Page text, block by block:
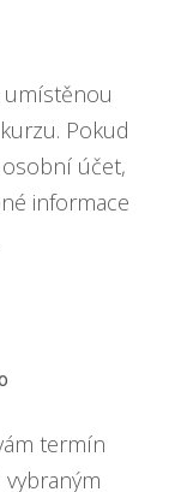
umístěnou
Pokud
účet,
informace
termín